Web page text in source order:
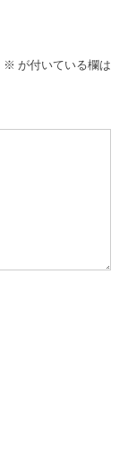
※ が付いている欄は